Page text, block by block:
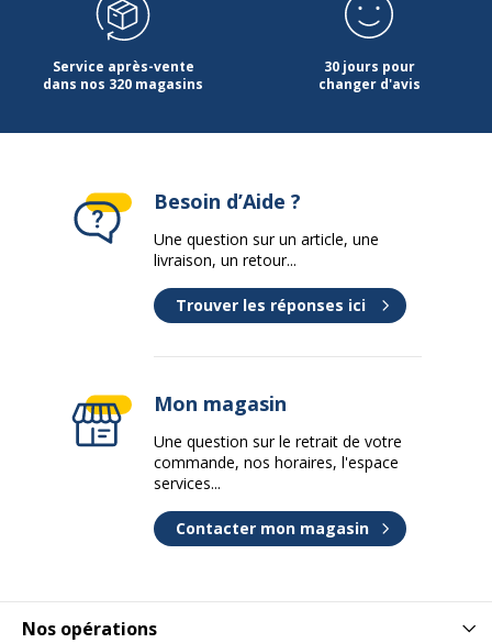
Service après-vente
dans nos 320 magasins
30 jours pour
changer d'avis
Nos opérations
Besoin d’Aide ?
Une question sur un article, une
livraison, un retour...
Trouver les réponses ici
Mon magasin
Une question sur le retrait de votre
commande, nos horaires, l'espace
services...
Contacter mon magasin